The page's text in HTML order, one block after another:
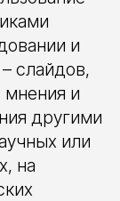
и
слайдов,
мнения и
другими
или
на